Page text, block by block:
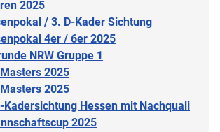
2025
/ 3. D-Kader Sichtung
4er / 6er 2025
NRW Gruppe 1
2025
2025
Kadersichtung Hessen mit Nachquali
2025